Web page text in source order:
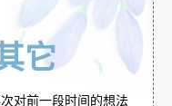
它
对前一段时间的想法